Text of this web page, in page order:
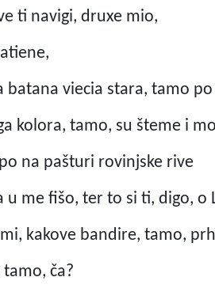
ti navigi, druxe mio,
batana viecia stara, tamo
kolora, tamo, su šteme i
na pašturi rovinjske rive
u me fišo, ter to si ti, digo, o
kakove bandire, tamo,
tamo, ča?